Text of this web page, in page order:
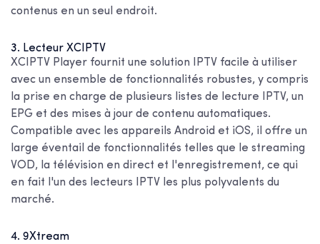
contenus en un seul endroit.
3. Lecteur XCIPTV
XCIPTV Player fournit une solution IPTV facile à utiliser
avec un ensemble de fonctionnalités robustes, y compris
la prise en charge de plusieurs listes de lecture IPTV, un
EPG et des mises à jour de contenu automatiques.
Compatible avec les appareils Android et iOS, il offre un
large éventail de fonctionnalités telles que le streaming
VOD, la télévision en direct et l'enregistrement, ce qui
en fait l'un des lecteurs IPTV les plus polyvalents du
marché.
4. 9Xtream